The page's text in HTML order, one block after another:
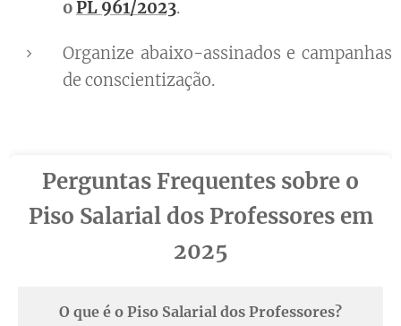
oPL 961/2023.
Organize abaixo-assinados e campanhas
de conscientização.
Perguntas Frequentes sobre o
Piso Salarial dos Professores em
2025
O que é o Piso Salarial dos Professores?